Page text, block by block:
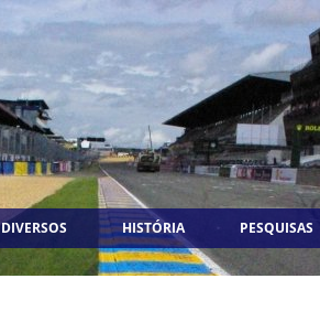
DIVERSOS HISTÓRIA PESQUISAS